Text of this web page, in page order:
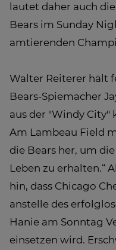
lautet daher auch
Bears im Sunday
amtierenden
Walter Reiterer hält
Bears-Spiemacher
aus der "Windy City"
Am Lambeau Field
die Bears her, um
Leben zu erhalten.“
hin, dass Chicago
anstelle des
Hanie am Sonntag
einsetzen wird.